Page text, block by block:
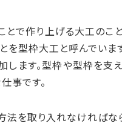
で作り上げる大工のこ
を型枠大工と呼んでいま
ます。型枠や型枠を支
事です。
を取り入れなければな